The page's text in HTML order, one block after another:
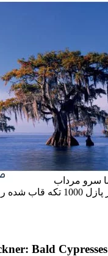
Bald Cypresses